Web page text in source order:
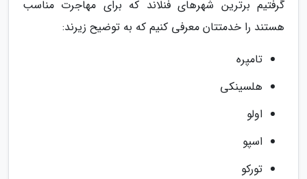
گرفتیم برترین شهرهای فنلاند که برای مهاجرت مناسب
هستند را خدمتتان معرفی کنیم که به توضیح زیرند:
تامپره
هلسینکی
اولو
اسپو
تورکو